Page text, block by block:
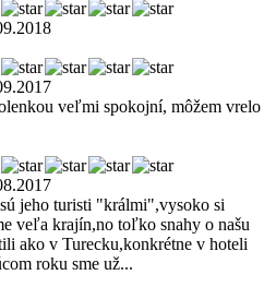
veľmi spokojní, môžem vrelo
jeho turisti "králmi",vysoko si
veľa krajín,no toľko snahy o našu
ako v Turecku,konkrétne v hoteli
roku sme už...